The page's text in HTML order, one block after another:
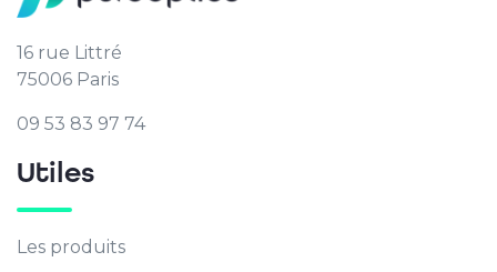
16 rue Littré
75006 Paris
09 53 83 97 74
Utiles
Les produits